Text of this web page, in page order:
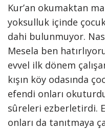
Kur’an okumaktan
yoksulluk içinde
dahi bulunmuyor.
Mesela ben
evvel ilk dönem
kışın köy odasında
efendi onları
sûreleri ezberletirdi.
onları da tanıtmaya